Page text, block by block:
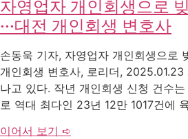
자영업자 개인회생으로
···대전 개인회생 변호사
손동욱 기자, 자영업자 개인회생으로
개인회생 변호사, 로리더, 2025.01.23
나고 있다. 작년 개인회생 신청 건수
로 역대 최다인 23년 12만 1017건에
이어서 보기 ➪